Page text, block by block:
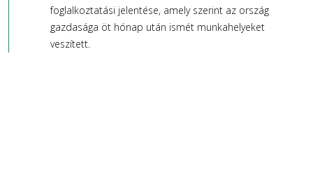
foglalkoztatási jelentése, amely szerint az ország
gazdasága öt hónap után ismét munkahelyeket
veszített.